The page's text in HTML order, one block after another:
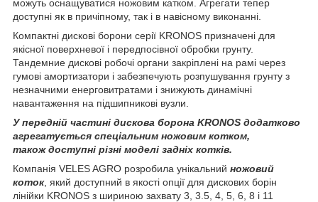
можуть оснащуватися ножовим катком. Агрегати тепер
доступні як в причіпному, так і в навісному виконанні.
Компактні дискові борони серії KRONOS призначені для
якісної поверхневої і передпосівної обробки грунту.
Тандемние дискові робочі органи закріплені на рамі через
гумові амортизатори і забезпечують розпушування грунту з
незначними енерговитратами і знижують динамічні
навантаження на підшипникові вузли.
У передній частині дискова борона KRONOS додатково
агрегатується спеціальним ножовим котком,
також доступні різні моделі задніх котків.
Компанія VELES AGRO розробила унікальний ножовий
коток, який доступний в якості опції для дискових борін
лінійки KRONOS з шириною захвату 3, 3.5, 4, 5, 6, 8 і 11